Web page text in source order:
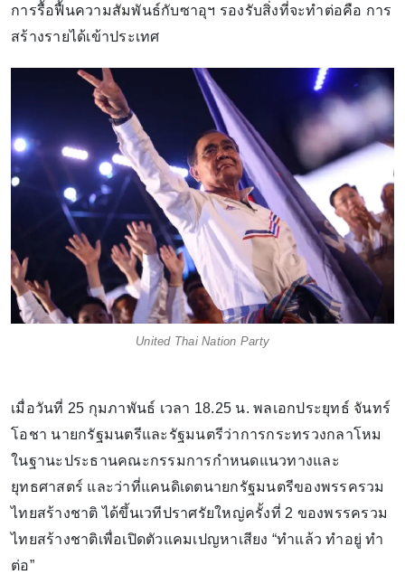
การรื้อฟื้นความสัมพันธ์กับซาอุฯ รองรับสิ่งที่จะทำต่อคือ การ
สร้างรายได้เข้าประเทศ
United Thai Nation Party
เมื่อวันที่ 25 กุมภาพันธ์ เวลา 18.25 น. พลเอกประยุทธ์ จันทร์
โอชา นายกรัฐมนตรีและรัฐมนตรีว่าการกระทรวงกลาโหม
ในฐานะประธานคณะกรรมการกำหนดแนวทางและ
ยุทธศาสตร์ และว่าที่แคนดิเดตนายกรัฐมนตรีของพรรครวม
ไทยสร้างชาติ ได้ขึ้นเวทีปราศรัยใหญ่ครั้งที่ 2 ของพรรครวม
ไทยสร้างชาติเพื่อเปิดตัวแคมเปญหาเสียง “ทำแล้ว ทำอยู่ ทำ
ต่อ”